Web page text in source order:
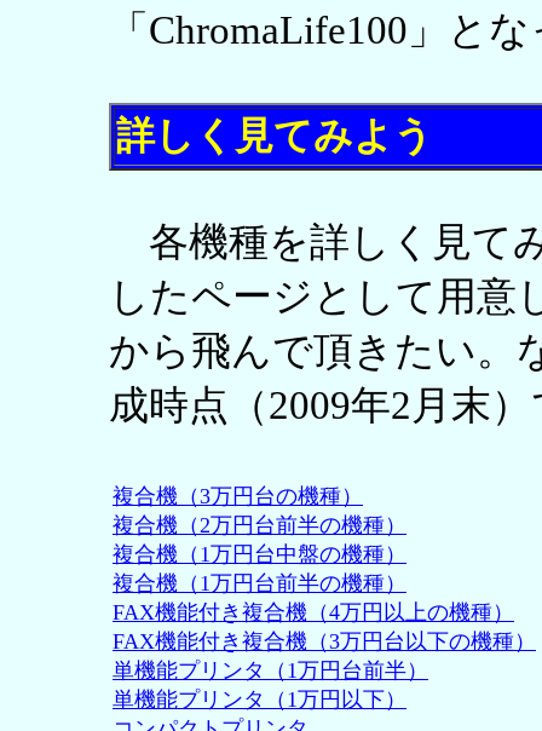
「ChromaLife100」と
詳しく見てみよう
各機種を詳しく見て
したページとして用意
から飛んで頂きたい。
成時点（2009年2月末
複合機（3万円台の機種）
複合機（2万円台前半の機種）
複合機（1万円台中盤の機種）
複合機（1万円台前半の機種）
FAX機能付き複合機（4万円以上の機種）
FAX機能付き複合機（3万円台以下の機種）
単機能プリンタ（1万円台前半）
単機能プリンタ（1万円以下）